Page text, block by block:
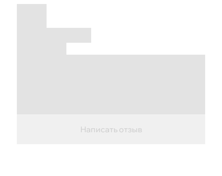
Написать отзыв